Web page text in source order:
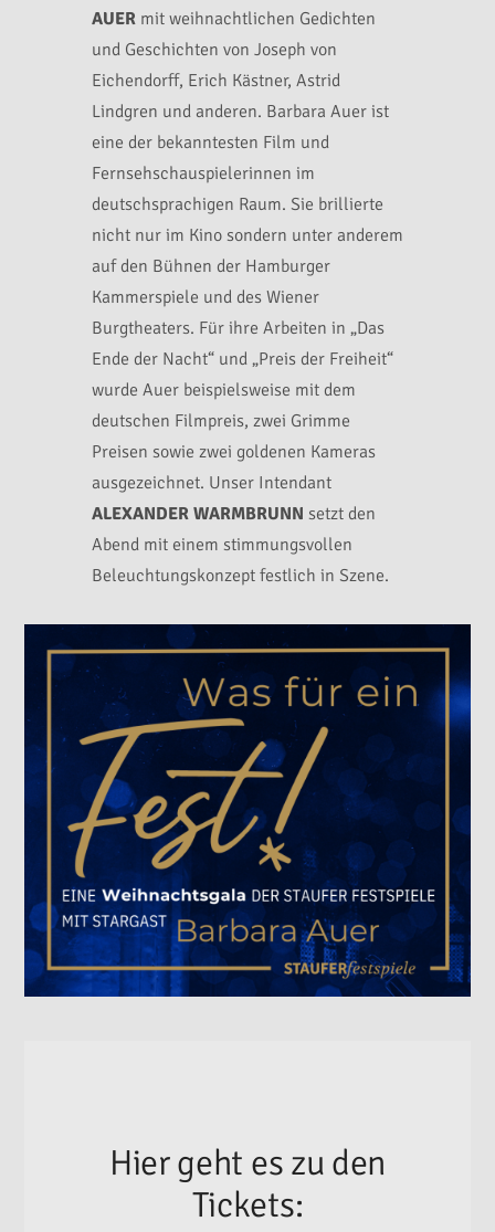
AUERmit weihnachtlichen Gedichten
und Geschichten von Joseph von
Eichendorff, Erich Kästner, Astrid
Lindgren und anderen. Barbara Auer ist
eine der bekanntesten Film­ und
Fernsehschauspielerinnen im
deutschsprachigen Raum. Sie brillierte
nicht nur im Kino sondern unter anderem
auf den Bühnen der Hamburger
Kammerspiele und des Wiener
Burgtheaters. Für ihre Arbeiten in „Das
Ende der Nacht“ und „Preis der Freiheit“
wurde Auer beispielsweise mit dem
deutschen Filmpreis, zwei Grimme
Preisen sowie zwei goldenen Kameras
ausgezeichnet. Unser Intendant
ALEXANDER WARMBRUNN setzt den
Abend mit einem stimmungsvollen
Beleuchtungskonzept festlich in Szene.
Hier geht es zu den
Tickets: